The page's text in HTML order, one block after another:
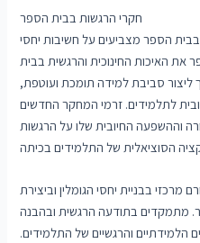
חקרי הרגשות בבית הספר
הספר מצביעים על חשיבות יחסי
את האיכות החינוכית והרגשית בבית
סביבת למידה תומכת ועוטפת,
לתלמידים. זרמי המחקר החדשים
וההשפעה החיובית שלו על הרגשות
בבניית יחסי הגומלין וביצירת
מתמקדים בתודעה הרגשית ובהבנה
והרגשיים של התלמידים.